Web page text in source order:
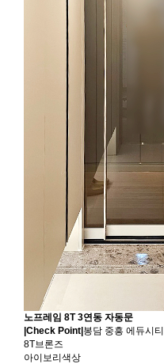
노프레임 8T 3연동 자동문
|Check Point|봉담 중흥 에듀시티
8T브론즈
아이보리색상